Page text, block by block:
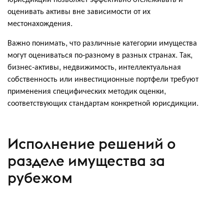
оценивать активы вне зависимости от их
местонахождения.
Важно понимать, что различные категории имущества
могут оцениваться по-разному в разных странах. Так,
бизнес-активы, недвижимость, интеллектуальная
собственность или инвестиционные портфели требуют
применения специфических методик оценки,
соответствующих стандартам конкретной юрисдикции.
Исполнение решений о
разделе имущества за
рубежом